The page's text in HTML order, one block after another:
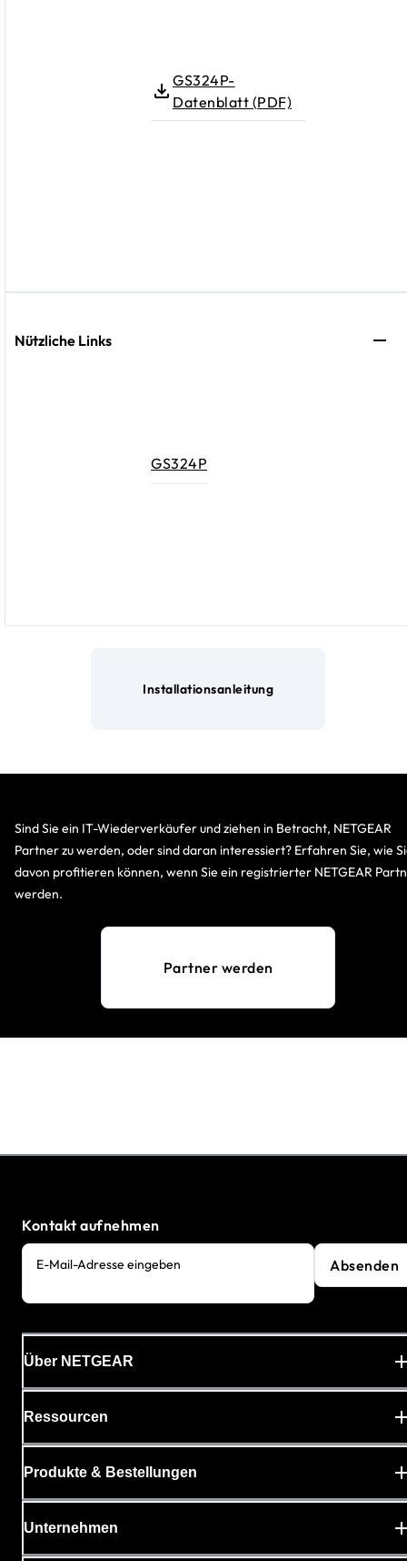
GS324P-
Datenblatt (PDF)
Nützliche Links
GS324P
Installationsanleitung
Sind Sie ein IT-Wiederverkäufer und ziehen in Betracht, NETGEAR
Partner zu werden, oder sind daran interessiert? Erfahren Sie, wie
davon profitieren können, wenn Sie ein registrierter NETGEAR
werden.
Partner werden
Kontakt aufnehmen
E-Mail-Adresse eingeben Absenden
Über NETGEAR
Ressourcen
Produkte & Bestellungen
Unternehmen